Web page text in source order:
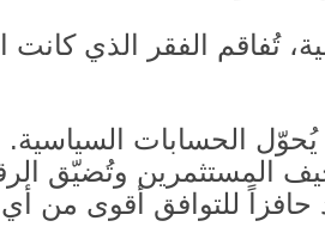
تُفاقم الفقر الذي كانت
الحسابات السياسية.
المستثمرين وتُضيّق
حافزاً للتوافق أقوى